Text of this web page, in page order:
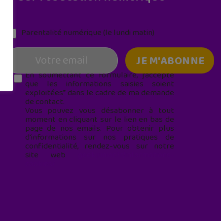
Parentalité numérique (le lundi matin)
En soumettant ce formulaire, j’accepte
que les informations saisies soient
exploitées* dans le cadre de ma demande
de contact.
Vous pouvez vous désabonner à tout
moment en cliquant sur le lien en bas de
page de nos emails. Pour obtenir plus
d'informations sur nos pratiques de
confidentialité, rendez-vous sur notre
site web